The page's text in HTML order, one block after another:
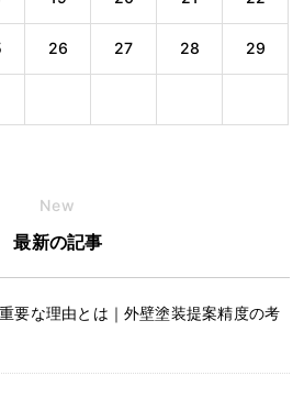
26 27 28 29
New
最新の記事
要な理由とは｜外壁塗装提案精度の考